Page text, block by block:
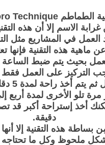
الاسم إلا أن هذه
العمل في المشاريع مثل
ماهية هذه التقنية فإنها
التركيز على العمل
سوى
مرة تلو الأخرى لمدة
دقيقة.
بساطة هذه التقنية إلا أنها
بشكل ملحوظ وكل ما